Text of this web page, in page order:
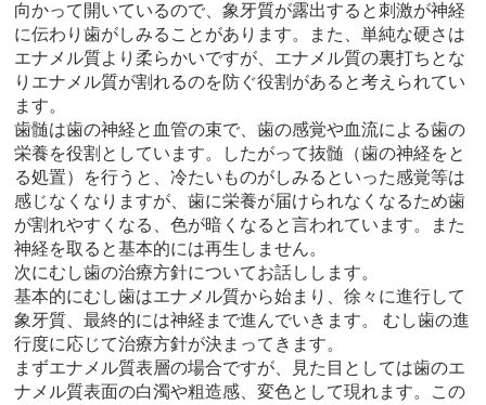
向かって開いているので、象牙質が露出すると刺激が神経
に伝わり歯がしみることがあります。また、単純な硬さは
エナメル質より柔らかいですが、エナメル質の裏打ちとな
りエナメル質が割れるのを防ぐ役割があると考えられてい
ます。
歯髄は歯の神経と血管の束で、歯の感覚や血流による歯の
栄養を役割としています。したがって抜髄（歯の神経をと
る処置）を行うと、冷たいものがしみるといった感覚等は
感じなくなりますが、歯に栄養が届けられなくなるため歯
が割れやすくなる、色が暗くなると言われています。また
神経を取ると基本的には再生しません。
次にむし歯の治療方針についてお話しします。
基本的にむし歯はエナメル質から始まり、徐々に進行して
象牙質、最終的には神経まで進んでいきます。 むし歯の進
行度に応じて治療方針が決まってきます。
まずエナメル質表層の場合ですが、見た目としては歯のエ
ナメル質表面の白濁や粗造感、変色として現れます。この